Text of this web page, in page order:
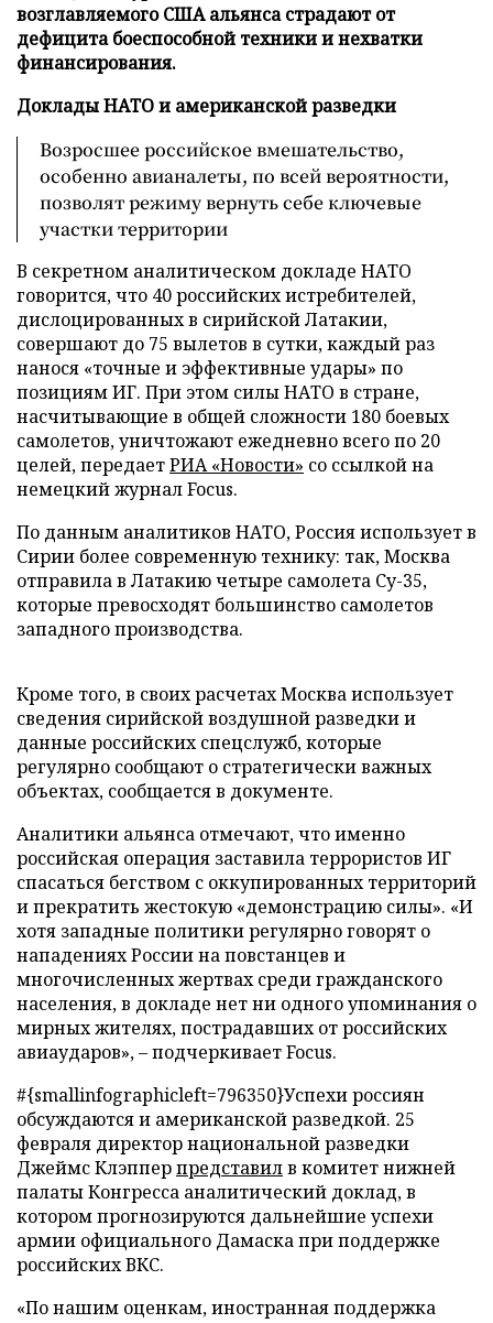
возглавляемого США альянса страдают от
дефицита боеспособной техники и нехватки
финансирования.
Доклады НАТО и американской разведки
Возросшее российское вмешательство,
особенно авианалеты, по всей вероятности,
позволят режиму вернуть себе ключевые
участки территории
В секретном аналитическом докладе НАТО
говорится, что 40 российских истребителей,
дислоцированных в сирийской Латакии,
совершают до 75 вылетов в сутки, каждый раз
нанося «точные и эффективные удары» по
позициям ИГ. При этом силы НАТО в стране,
насчитывающие в общей сложности 180 боевых
самолетов, уничтожают ежедневно всего по 20
целей, передаетРИА «Новости» со ссылкой на
немецкий журнал Focus.
По данным аналитиков НАТО, Россия использует в
Сирии более современную технику: так, Москва
отправила в Латакию четыре самолета Су-35,
которые превосходят большинство самолетов
западного производства.
Кроме того, в своих расчетах Москва использует
сведения сирийской воздушной разведки и
данные российских спецслужб, которые
регулярно сообщают о стратегически важных
объектах, сообщается в документе.
Аналитики альянса отмечают, что именно
российская операция заставила террористов ИГ
спасаться бегством с оккупированных территорий
и прекратить жестокую «демонстрацию силы». «И
хотя западные политики регулярно говорят о
нападениях России на повстанцев и
многочисленных жертвах среди гражданского
населения, в докладе нет ни одного упоминания о
мирных жителях, пострадавших от российских
авиаударов», – подчеркивает Focus.
#{smallinfographicleft=796350}Успехи россиян
обсуждаются и американской разведкой. 25
февраля директор национальной разведки
Джеймс Клэпперпредставилв комитет нижней
палаты Конгресса аналитический доклад, в
котором прогнозируются дальнейшие успехи
армии официального Дамаска при поддержке
российских ВКС.
«По нашим оценкам, иностранная поддержка